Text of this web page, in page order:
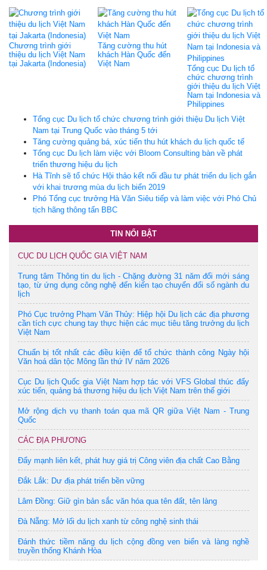
Chương trình giới
thiệu du lịch Việt Nam
tại Jakarta (Indonesia)
Tăng cường thu hút
khách Hàn Quốc đến
Việt Nam
Tổng cục Du lịch tổ
chức chương trình
giới thiệu du lịch Việt
Nam tại Indonesia và
Philippines
Tổng cục Du lịch tổ chức chương trình giới thiệu Du lịch Việt
Nam tại Trung Quốc vào tháng 5 tới
Tăng cường quảng bá, xúc tiến thu hút khách du lịch quốc tế
Tổng cục Du lịch làm việc với Bloom Consulting bàn về phát
triển thương hiệu du lịch
Hà Tĩnh sẽ tổ chức Hội thảo kết nối đầu tư phát triển du lịch gắn
với khai trương mùa du lịch biển 2019
Phó Tổng cục trưởng Hà Văn Siêu tiếp và làm việc với Phó Chủ
tịch hãng thông tấn BBC
TIN NỔI BẬT
CỤC DU LỊCH QUỐC GIA VIỆT NAM
Trung tâm Thông tin du lịch - Chặng đường 31 năm đổi mới sáng
tạo, từ ứng dụng công nghệ đến kiến tạo chuyển đổi số ngành du
lịch
Phó Cục trưởng Phạm Văn Thủy: Hiệp hội Du lịch các địa phương
cần tích cực chung tay thực hiện các mục tiêu tăng trưởng du lịch
Việt Nam
Chuẩn bị tốt nhất các điều kiện để tổ chức thành công Ngày hội
Văn hoá dân tộc Mông lần thứ IV năm 2026
Cục Du lịch Quốc gia Việt Nam hợp tác với VFS Global thúc đẩy
xúc tiến, quảng bá thương hiệu du lịch Việt Nam trên thế giới
Mở rộng dịch vụ thanh toán qua mã QR giữa Việt Nam - Trung
Quốc
CÁC ĐỊA PHƯƠNG
Đẩy mạnh liên kết, phát huy giá trị Công viên địa chất Cao Bằng
Đắk Lắk: Dư địa phát triển bền vững
Lâm Đồng: Giữ gìn bản sắc văn hóa qua tên đất, tên làng
Đà Nẵng: Mở lối du lịch xanh từ công nghệ sinh thái
Đánh thức tiềm năng du lịch cộng đồng ven biển và làng nghề
truyền thống Khánh Hòa